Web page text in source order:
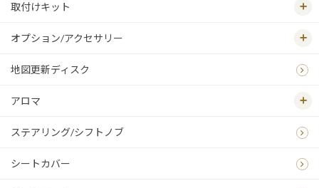
取付けキット
オプション/アクセサリー
地図更新ディスク
アロマ
ステアリング/シフトノブ
シートカバー